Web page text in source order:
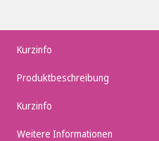
Kurzinfo
Produktbeschreibung
Kurzinfo
Weitere Informationen